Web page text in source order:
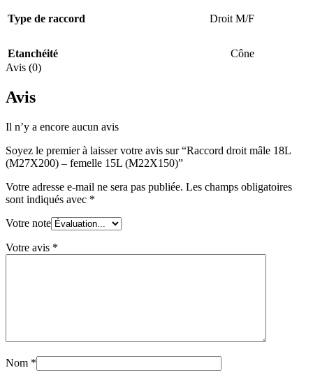
Type de raccord Droit M/F
Etanchéité
Cône
Avis (0)
Avis
Il n’y a encore aucun avis
Soyez le premier à laisser votre avis sur “Raccord droit mâle 18L
(M27X200) – femelle 15L (M22X150)”
Votre adresse e-mail ne sera pas publiée. Les champs obligatoires
sont indiqués avec *
Votre note
Votre avis *
Nom *